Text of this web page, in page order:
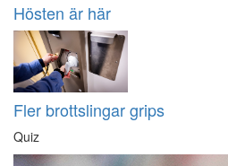
Hösten är här
Fler brottslingar grips
Quiz